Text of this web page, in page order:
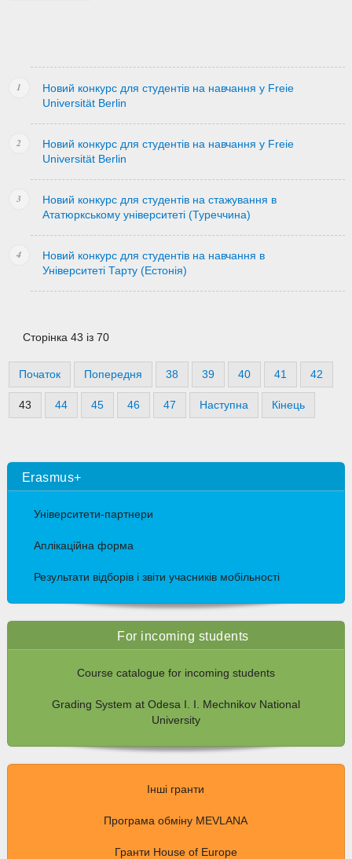
Новий конкурс для студентів на навчання у Freie
Universität Berlin
Новий конкурс для студентів на навчання у Freie
Universität Berlin
Новий конкурс для студентів на стажування в
Ататюркському університеті (Туреччина)
Новий конкурс для студентів на навчання в
Університеті Тарту (Естонія)
Сторінка 43 із 70
Початок Попередня 38 39 40 41 42
43 44 45 46 47 Наступна Кінець
Erasmus+
Університети-партнери
Аплікаційна форма
Результати відборів і звіти учасників мобільності
For incoming students
Course catalogue for incoming students
Grading System at Odesa I. I. Mechnikov National
University
Інші гранти
Програма обміну MEVLANA
Гранти House of Europe